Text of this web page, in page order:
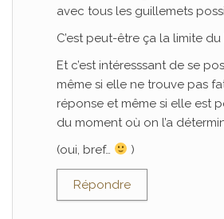
avec tous les guillemets
C’est peut-être ça la limite
Et c’est intéresssant de se
même si elle ne trouve pas
réponse et même si elle est
du moment où on l’a
(oui, bref…
)
Répondre